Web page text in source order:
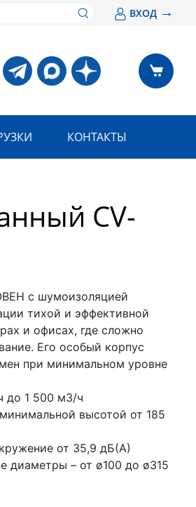
ВХОД →
КОНТАКТЫ
CV-
с шумоизоляцией
тихой и эффективной
и офисах, где сложно
Его особый корпус
при минимальном уровне
до 1 500 м3/ч
высотой от 185
от 35,9 дБ(А)
диаметры – от ø100 до ø315